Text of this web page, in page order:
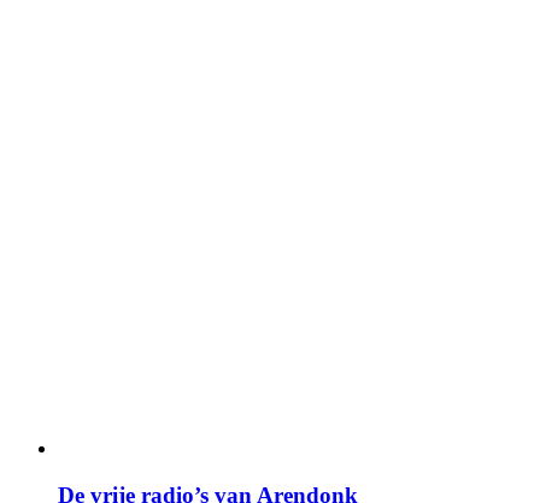
De vrije radio’s van Arendonk